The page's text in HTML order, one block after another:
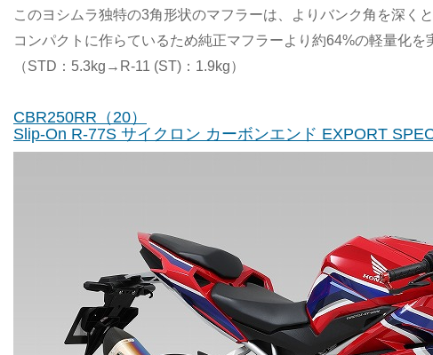
このヨシムラ独特の3角形状のマフラーは、よりバンク角を深く
コンパクトに作らているため純正マフラーより約64%の軽量化を
（STD：5.3kg→R-11 (ST)：1.9kg）
CBR250RR（20）
Slip-On R-77S サイクロン カーボンエンド EXPORT